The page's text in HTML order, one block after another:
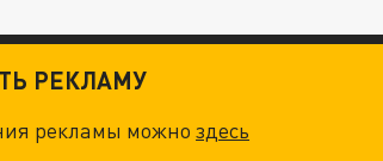
РЕКЛАМУ
рекламы можноздесь